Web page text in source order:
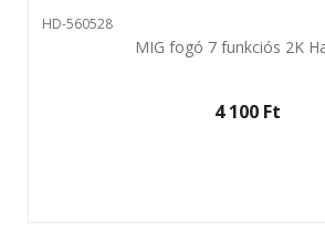
HD-560528
MIG fogó 7 funkciós 2K
4 100 Ft‎